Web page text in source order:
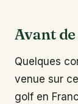
Avant
Quelques
venue sur
golf en